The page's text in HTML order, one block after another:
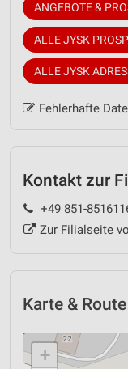
ANGEBOTE &
ALLE JYSK
ALLE JYSK
Fehlerhafte
Kontakt zur
+49 851-
Zur Filialseite
Karte & Route
+